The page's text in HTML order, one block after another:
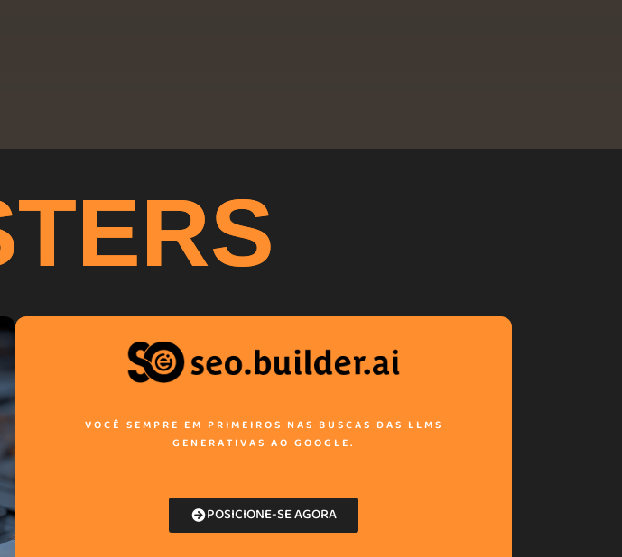
VOCÊ SEMPRE EM PRIMEIROS NAS BUSCAS DAS LLMS
GENERATIVAS AO GOOGLE.
POSICIONE-SE AGORA